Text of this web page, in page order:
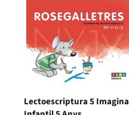
Lectoescriptura 5 Imagina